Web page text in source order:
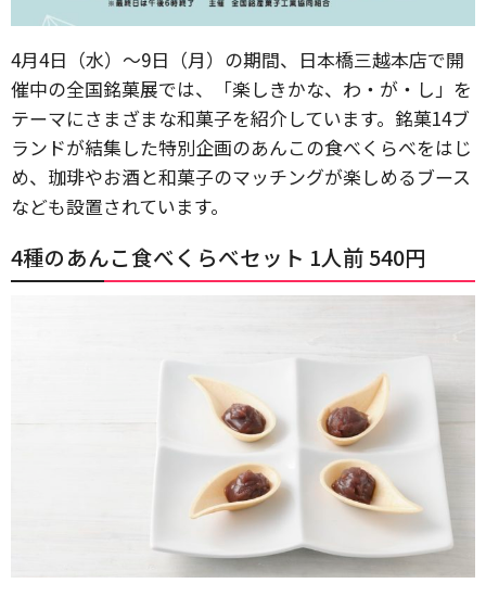
4月4日（水）〜9日（月）の期間、日本橋三越本店で開
催中の全国銘菓展では、「楽しきかな、わ・が・し」を
テーマにさまざまな和菓子を紹介しています。銘菓14ブ
ランドが結集した特別企画のあんこの食べくらべをはじ
め、珈琲やお酒と和菓子のマッチングが楽しめるブース
なども設置されています。
4種のあんこ食べくらべセット 1人前 540円